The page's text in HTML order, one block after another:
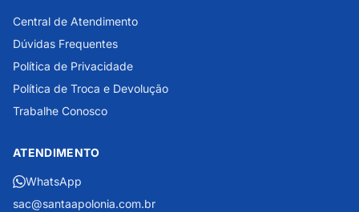
Central de Atendimento
Dúvidas Frequentes
Política de Privacidade
Política de Troca e Devolução
Trabalhe Conosco
ATENDIMENTO
WhatsApp
sac@santaapolonia.com.br